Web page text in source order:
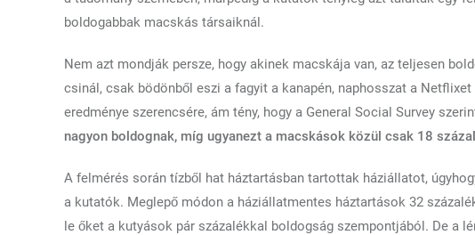
boldogabbak macskás társaiknál.
Nem azt mondják persze, hogy akinek macskája van, az teljesen
csinál, csak bödönből eszi a fagyit a kanapén, naphosszat a
eredménye szerencsére, ám tény, hogy a General Social Survey
nagyon boldognak, míg ugyanezt a macskások közül csak 18
A felmérés során tízből hat háztartásban tartottak háziállatot,
a kutatók. Meglepő módon a háziállatmentes háztartások 32
le őket a kutyások pár százalékkal boldogság szempontjából. De a